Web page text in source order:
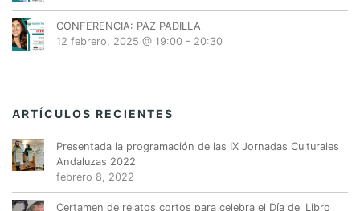
CONFERENCIA: PAZ PADILLA
12 febrero, 2025 @ 19:00 - 20:30
ARTÍCULOS RECIENTES
Presentada la programación de las IX Jornadas Culturales
Andaluzas 2022
febrero 8, 2022
Certamen de relatos cortos para celebra el Día del Libro